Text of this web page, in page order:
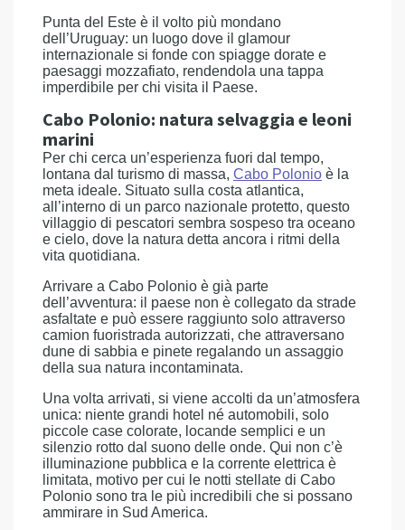
Punta del Este è il volto più mondano
dell’Uruguay: un luogo dove il glamour
internazionale si fonde con spiagge dorate e
paesaggi mozzafiato, rendendola una tappa
imperdibile per chi visita il Paese.
Cabo Polonio: natura selvaggia e leoni
marini
Per chi cerca un’esperienza fuori dal tempo,
lontana dal turismo di massa, Cabo Polonio è la
meta ideale. Situato sulla costa atlantica,
all’interno di un parco nazionale protetto, questo
villaggio di pescatori sembra sospeso tra oceano
e cielo, dove la natura detta ancora i ritmi della
vita quotidiana.
Arrivare a Cabo Polonio è già parte
dell’avventura: il paese non è collegato da strade
asfaltate e può essere raggiunto solo attraverso
camion fuoristrada autorizzati, che attraversano
dune di sabbia e pinete regalando un assaggio
della sua natura incontaminata.
Una volta arrivati, si viene accolti da un’atmosfera
unica: niente grandi hotel né automobili, solo
piccole case colorate, locande semplici e un
silenzio rotto dal suono delle onde. Qui non c’è
illuminazione pubblica e la corrente elettrica è
limitata, motivo per cui le notti stellate di Cabo
Polonio sono tra le più incredibili che si possano
ammirare in Sud America.